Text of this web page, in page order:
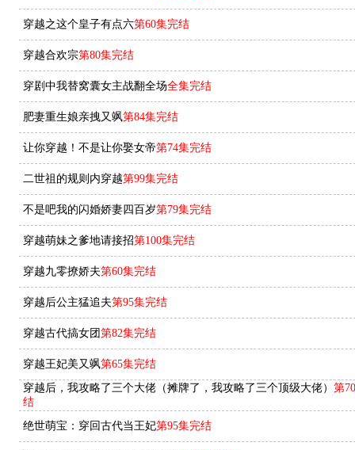
穿越之这个皇子有点六第60集完结
穿越合欢宗第80集完结
穿剧中我替窝囊女主战翻全场全集完结
肥妻重生娘亲拽又飒第84集完结
让你穿越！不是让你娶女帝第74集完结
二世祖的规则内穿越第99集完结
不是吧我的闪婚娇妻四百岁第79集完结
穿越萌妹之爹地请接招第100集完结
穿越九零撩娇夫第60集完结
穿越后公主猛追夫第95集完结
穿越古代搞女团 第82集完结
穿越王妃美又飒第65集完结
穿越后，我攻略了三个大佬（摊牌了，我攻略了三个顶级大佬） 第
结
绝世萌宝：穿回古代当王妃第95集完结